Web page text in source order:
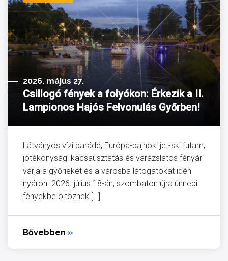
2026. május 27.
Csillogó fények a folyókon: Érkezik a II.
Lampionos Hajós Felvonulás Győrben!
Látványos vízi parádé, Európa-bajnoki jet-ski futam,
jótékonysági kacsaúsztatás és varázslatos fényár
várja a győrieket és a városba látogatókat idén
nyáron. 2026. július 18-án, szombaton újra ünnepi
fényekbe öltöznek […]
Bővebben »